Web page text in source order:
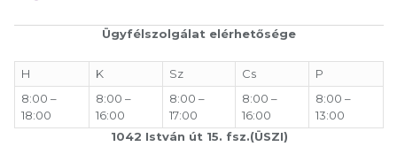
Ügyfélszolgálat elérhetősége
H K Sz Cs
P
8:00 –
18:00
8:00 –
16:00
8:00 –
17:00
8:00 –
16:00
8:00 –
13:00
1042 István út 15. fsz.(ÜSZI)